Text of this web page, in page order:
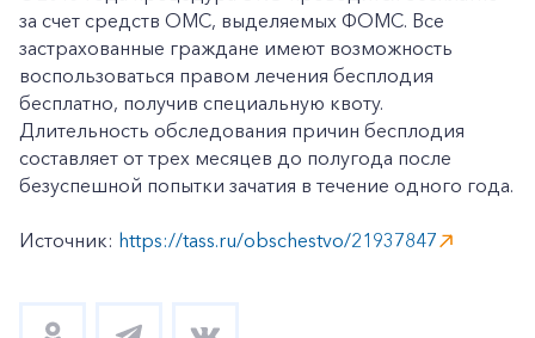
за счет средств ОМС, выделяемых ФОМС. Все
застрахованные граждане имеют возможность
воспользоваться правом лечения бесплодия
бесплатно, получив специальную квоту.
Длительность обследования причин бесплодия
составляет от трех месяцев до полугода после
безуспешной попытки зачатия в течение одного года.
Источник: https://tass.ru/obschestvo/21937847